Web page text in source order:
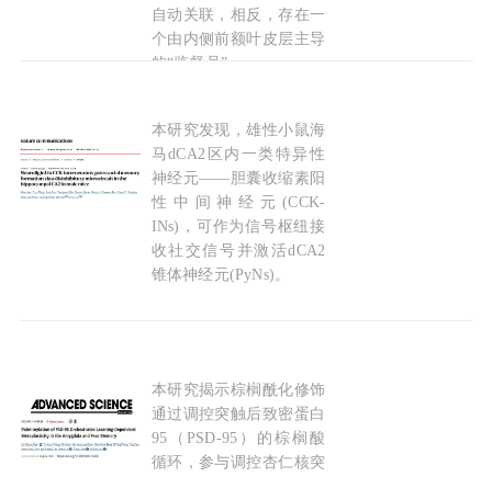
自动关联，相反，存在一
个由内侧前额叶皮层主导
的“监督员”。
2026-05-12
Nat Communi：社交记忆
本研究发现，雄性小鼠海
马dCA2区内一类特异性
神经元——胆囊收缩素阳
性中间神经元(CCK-
INs)，可作为信号枢纽接
收社交信号并激活dCA2
锥体神经元(PyNs)。
Adv Sci：恐惧记忆的“棕榈酸锁”：湖南师范大
本研究揭示棕榈酰化修饰
通过调控突触后致密蛋白
95（PSD-95）的棕榈酸
循环，参与调控杏仁核突